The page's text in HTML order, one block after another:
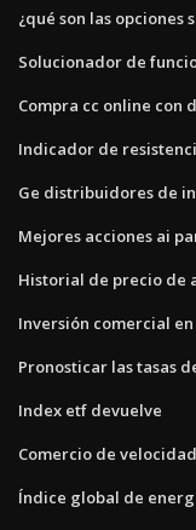
¿qué son las opciones
Solucionador de
Compra cc online con
Indicador de
Ge distribuidores de
Mejores acciones ai
Historial de precio de
Inversión comercial
Pronosticar las tasas
Index etf devuelve
Comercio de
Índice global de